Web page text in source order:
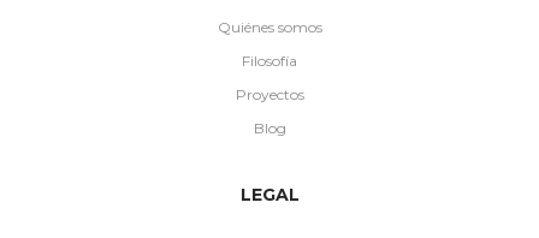
Quiénes somos
Filosofía
Proyectos
Blog
LEGAL